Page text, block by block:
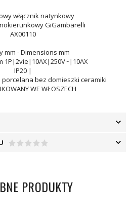
włącznik natynkowy
GiGambarelli
AX00110
mm - Dimensions mm
1P|2vie|10AX|250V~|10AX
IP20 |
porcelana bez domieszki ceramiki
WE WŁOSZECH
PRODUKTY